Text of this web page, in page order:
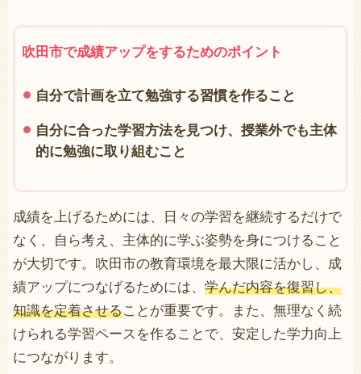
吹田市で成績アップをするためのポイント
自分で計画を立て勉強する習慣を作ること
自分に合った学習方法を見つけ、授業外でも主体
的に勉強に取り組むこと
成績を上げるためには、日々の学習を継続するだけで
なく、自ら考え、主体的に学ぶ姿勢を身につけること
が大切です。吹田市の教育環境を最大限に活かし、成
績アップにつなげるためには、 学んだ内容を復習し、
知識を定着させることが重要です。また、無理なく続
けられる学習ペースを作ることで、安定した学力向上
につながります。